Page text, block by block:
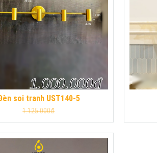
soi tranh UST140-5
1.000.000đ
1.125.000đ